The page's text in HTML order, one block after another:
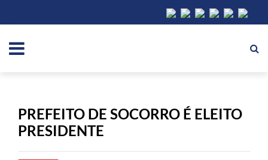
PREFEITO DE SOCORRO É ELEITO
PRESIDENTE